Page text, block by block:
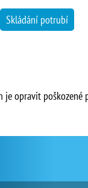
Skládání potrubí
opravit